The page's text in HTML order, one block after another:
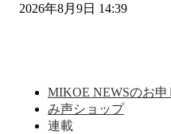
2026年8月9日 14:39
MIKOE NEWSのお申
み声ショップ
連載